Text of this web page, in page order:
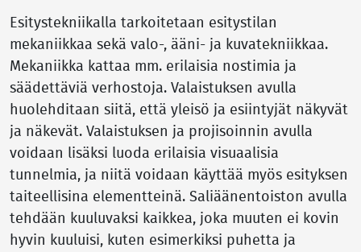
Esitystekniikalla tarkoitetaan esitystilan
mekaniikkaa sekä valo-, ääni- ja kuvatekniikkaa.
Mekaniikka kattaa mm. erilaisia nostimia ja
säädettäviä verhostoja. Valaistuksen avulla
huolehditaan siitä, että yleisö ja esiintyjät näkyvät
ja näkevät. Valaistuksen ja projisoinnin avulla
voidaan lisäksi luoda erilaisia visuaalisia
tunnelmia, ja niitä voidaan käyttää myös esityksen
taiteellisina elementteinä. Saliäänentoiston avulla
tehdään kuuluvaksi kaikkea, joka muuten ei kovin
hyvin kuuluisi, kuten esimerkiksi puhetta ja